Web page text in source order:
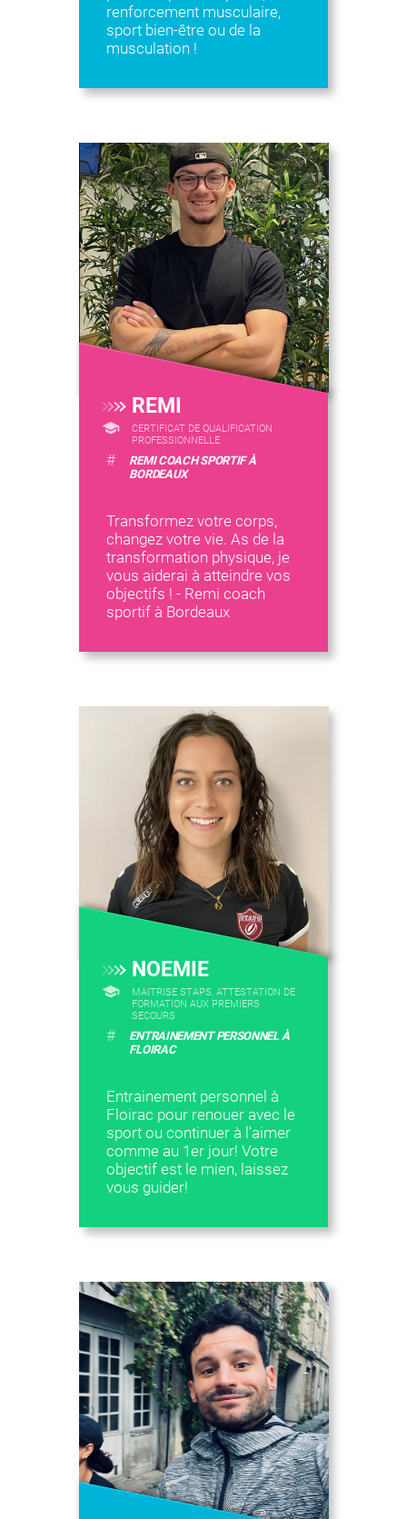
renforcement musculaire,
sport bien-être ou de la
musculation !
REMI
CERTIFICAT DE QUALIFICATION
PROFESSIONNELLE
#
REMI COACH SPORTIF À
BORDEAUX
Transformez votre corps,
changez votre vie. As de la
transformation physique, je
vous aiderai à atteindre vos
objectifs ! - Remi coach
sportif à Bordeaux
NOEMIE
MAITRISE STAPS, ATTESTATION DE
FORMATION AUX PREMIERS
SECOURS
#
ENTRAINEMENT PERSONNEL À
FLOIRAC
Entrainement personnel à
Floirac pour renouer avec le
sport ou continuer à l'aimer
comme au 1er jour! Votre
objectif est le mien, laissez
vous guider!